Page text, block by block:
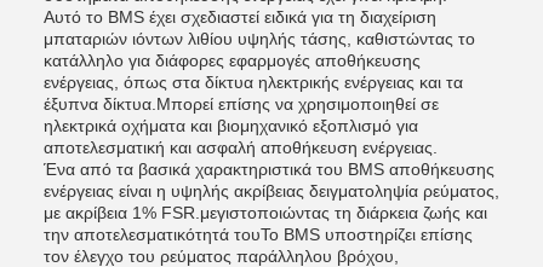
Αυτό το BMS έχει σχεδιαστεί ειδικά για τη διαχείριση
μπαταριών ιόντων λιθίου υψηλής τάσης, καθιστώντας το
κατάλληλο για διάφορες εφαρμογές αποθήκευσης
ενέργειας, όπως στα δίκτυα ηλεκτρικής ενέργειας και τα
έξυπνα δίκτυα.Μπορεί επίσης να χρησιμοποιηθεί σε
ηλεκτρικά οχήματα και βιομηχανικό εξοπλισμό για
αποτελεσματική και ασφαλή αποθήκευση ενέργειας.
Ένα από τα βασικά χαρακτηριστικά του BMS αποθήκευσης
ενέργειας είναι η υψηλής ακρίβειας δειγματοληψία ρεύματος,
με ακρίβεια 1% FSR.μεγιστοποιώντας τη διάρκεια ζωής και
την αποτελεσματικότητά τουΤο BMS υποστηρίζει επίσης
τον έλεγχο του ρεύματος παράλληλου βρόχου,